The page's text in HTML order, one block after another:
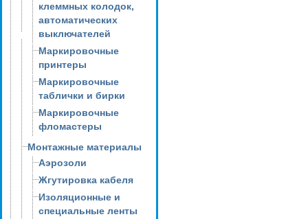
клеммных колодок,
автоматических
выключателей
Маркировочные
принтеры
Маркировочные
таблички и бирки
Маркировочные
фломастеры
Монтажные материалы
Аэрозоли
Жгутировка кабеля
Изоляционные и
специальные ленты